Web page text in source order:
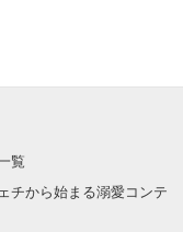
覧
チから始まる溺愛コンテ